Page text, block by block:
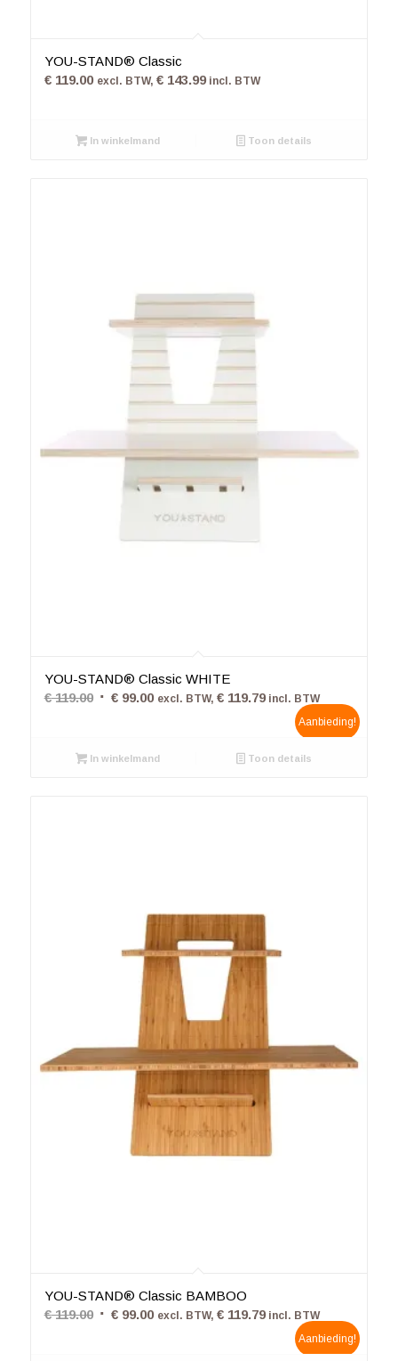
YOU-STAND® Classic
€119.00 excl. BTW, €143.99incl. BTW
In winkelmand Toon details
YOU-STAND® Classic WHITE
€119.00 Oorspronkelijke
€ 119.00.
€99.00Huidige
€ 99.00.
excl. BTW, €119.79incl. BTW
Aanbieding!
In winkelmand Toon details
YOU-STAND® Classic BAMBOO
€119.00 Oorspronkelijke
€99.00Huidige
excl. BTW, €119.79incl. BTW
Aanbieding!